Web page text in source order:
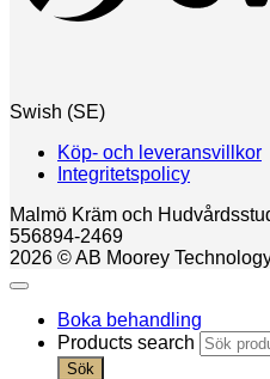
Swish (SE)
Köp- och leveransvillkor
Integritetspolicy
Malmö Kräm och
556894-2469
2026 © AB Moorey
Boka behandling
Products search
Sök